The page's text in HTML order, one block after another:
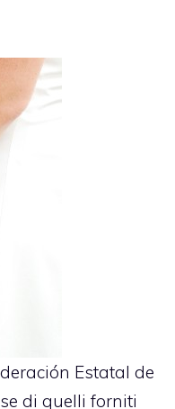
Estatal de
di quelli forniti